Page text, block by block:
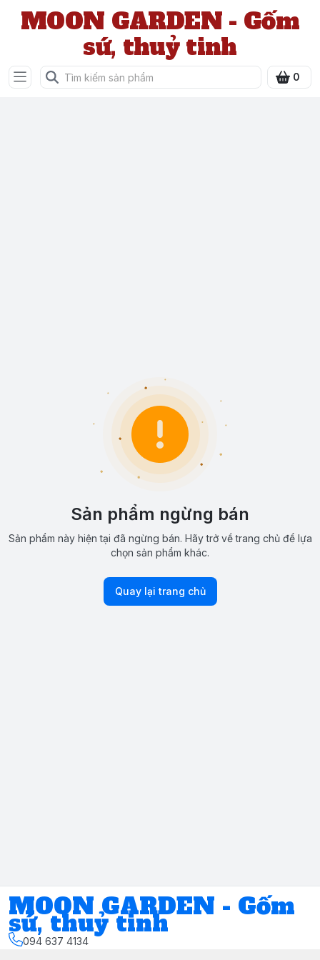
MOON GARDEN - Gốm
sứ, thuỷ tinh
0
Sản phẩm ngừng bán
Sản phẩm này hiện tại đã ngừng bán. Hãy trở về trang chủ để lựa
chọn sản phẩm khác.
Quay lại trang chủ
MOON GARDEN - Gốm
sứ, thuỷ tinh
094 637 4134